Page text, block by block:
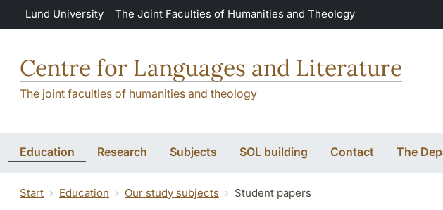
Skip to main content
Lund University The Joint Faculties of Humanities and Theology
Centre for Languages and Literature
The joint faculties of humanities and theology
Education Research Subjects SOL building Contact The
Start Education Our study subjects Student papers